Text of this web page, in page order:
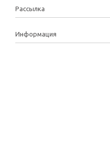
Рассылка
Информация